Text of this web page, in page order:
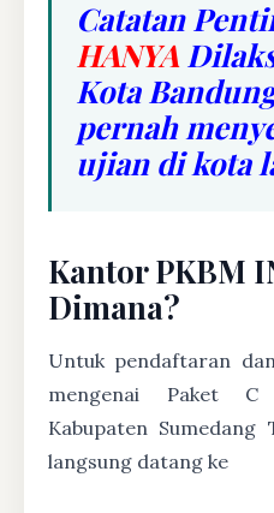
Catatan
HANYA
Kota
pernah
ujian di kota
Kantor PKBM
Dimana?
Untuk pendaftaran
mengenai Paket C
Kabupaten Sumedang
langsung datang ke